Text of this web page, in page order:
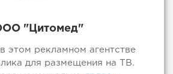
"Цитомед"
этом рекламном агентстве
для размещения на ТВ.